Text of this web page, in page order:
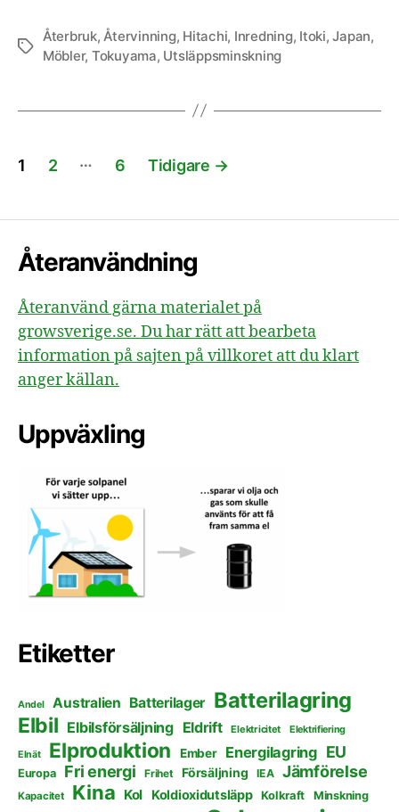
Etiketter
Återbruk, Återvinning, Hitachi, Inredning, Itoki,Japan,
Möbler, Tokuyama, Utsläppsminskning
Sidnumrering
inlägg
1 2 … 6 Tidigare →
Återanvändning
Återanvänd gärna materialet på
growsverige.se. Du har rätt att bearbeta
information på sajten på villkoret att du klart
anger källan.
Uppväxling
Etiketter
Andel Australien Batterilager Batterilagring
Elbil Elbilsförsäljning Eldrift Elektricitet Elektrifiering
Elnät Elproduktion Ember Energilagring EU
Europa Fri energi Frihet Försäljning IEA Jämförelse
Kapacitet Kina Kol Koldioxidutsläpp Kolkraft Minskning